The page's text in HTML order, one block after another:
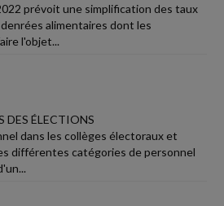
prévoit une simplification des taux
alimentaires dont les
l'objet...
DES ÉLECTIONS
dans les collèges électoraux et
différentes catégories de personnel